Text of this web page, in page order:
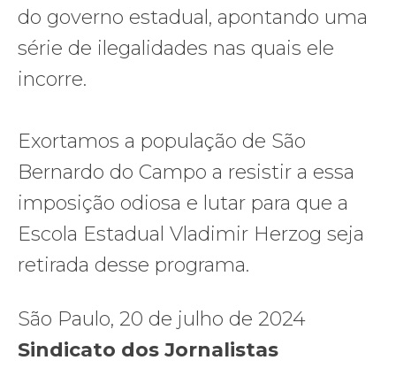
do governo estadual, apontando uma
série de ilegalidades nas quais ele
incorre.
Exortamos a população de São
Bernardo do Campo a resistir a essa
imposição odiosa e lutar para que a
Escola Estadual Vladimir Herzog seja
retirada desse programa.
São Paulo, 20 de julho de 2024
Sindicato dos Jornalistas